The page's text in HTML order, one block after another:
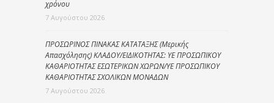
χρόνου
7 Αυγούστου 2026
ΠΡΟΣΩΡΙΝΟΣ ΠΙΝΑΚΑΣ ΚΑΤΑΤΑΞΗΣ (Μερικής
Απασχόλησης) ΚΛΑΔΟΥ/ΕΙΔΙΚΟΤΗΤΑΣ: ΥΕ ΠΡΟΣΩΠΙΚΟΥ
ΚΑΘΑΡΙΟΤΗΤΑΣ ΕΣΩΤΕΡΙΚΩΝ ΧΩΡΩΝ/ΥΕ ΠΡΟΣΩΠΙΚΟΥ
ΚΑΘΑΡΙΟΤΗΤΑΣ ΣΧΟΛΙΚΩΝ ΜΟΝΑΔΩΝ
7 Αυγούστου 2026